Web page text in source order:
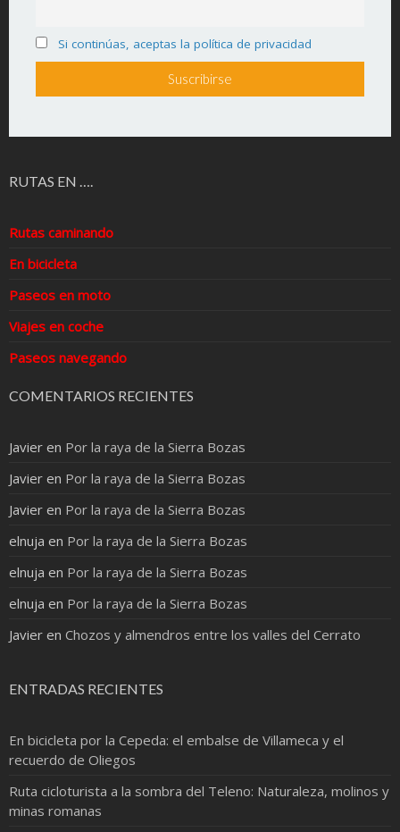
Si continúas, aceptas la política de privacidad
RUTAS EN ….
Rutas caminando
En bicicleta
Paseos en moto
Viajes en coche
Paseos navegando
COMENTARIOS RECIENTES
Javier en Por la raya de la Sierra Bozas
Javier en Por la raya de la Sierra Bozas
Javier en Por la raya de la Sierra Bozas
elnuja en Por la raya de la Sierra Bozas
elnuja en Por la raya de la Sierra Bozas
elnuja en Por la raya de la Sierra Bozas
Javier en Chozos y almendros entre los valles del Cerrato
ENTRADAS RECIENTES
En bicicleta por la Cepeda: el embalse de Villameca y el
recuerdo de Oliegos
Ruta cicloturista a la sombra del Teleno: Naturaleza, molinos y
minas romanas